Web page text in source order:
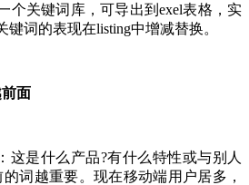
个关键词库，可导出到exel表格，实
词的表现在listing中增减替换。
前面
这是什么产品?有什么特性或与别人
词越重要。现在移动端用户居多，